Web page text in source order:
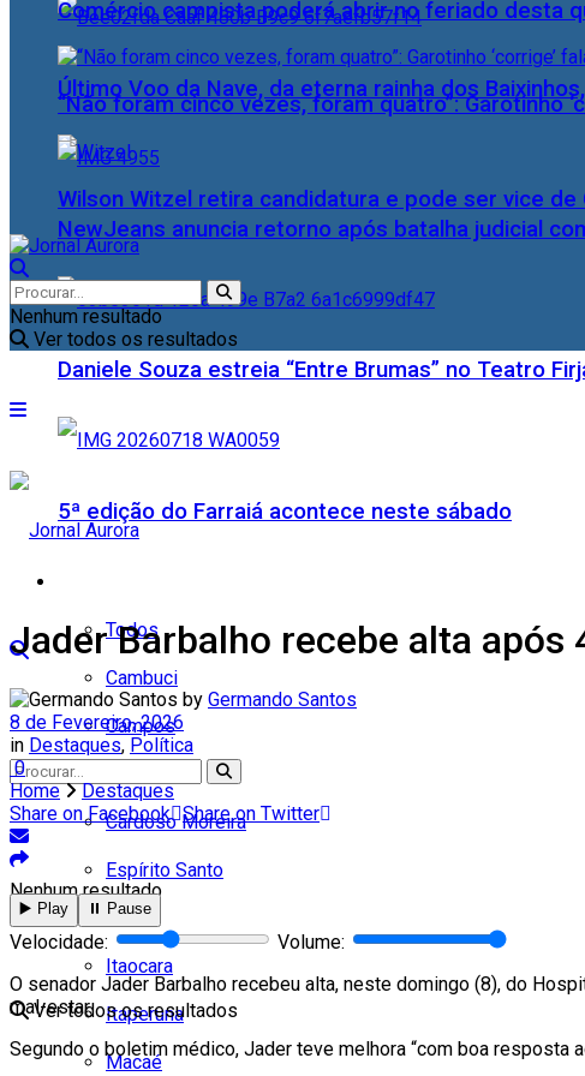
Último Voo da Nave, da eterna rainha dos
NewJeans anuncia retorno após batalha judicial
Daniele Souza estreia “Entre Brumas” no Teatro
5ª edição do Farraiá acontece neste sábado
Todos
Cambuci
Campos
Cardoso Moreira
Espírito Santo
Italva
Itaocara
Itaperuna
Macaé
Comércio campista poderá abrir no feriado desta
“Não foram cinco vezes, foram quatro”: Garotinho
Wilson Witzel retira candidatura e pode ser vice de
Nenhum resultado
Ver todos os resultados
Nenhum resultado
Ver todos os resultados
Jader Barbalho recebe alta após
by Germando Santos
8 de Fevereiro, 2026
in Destaques, Política
0
Home
Destaques
Share on Facebook Share on Twitter
▶️ Play ⏸️ Pause
Velocidade:
Volume:
O senador Jader Barbalho recebeu alta, neste domingo (8), do
mal-estar.
Segundo o boletim médico, Jader teve melhora “com boa resposta